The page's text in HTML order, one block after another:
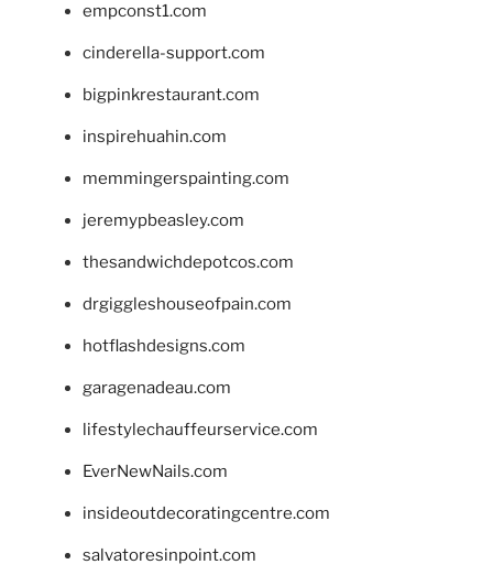
empconst1.com
cinderella-support.com
bigpinkrestaurant.com
inspirehuahin.com
memmingerspainting.com
jeremypbeasley.com
thesandwichdepotcos.com
drgiggleshouseofpain.com
hotflashdesigns.com
garagenadeau.com
lifestylechauffeurservice.com
EverNewNails.com
insideoutdecoratingcentre.com
salvatoresinpoint.com